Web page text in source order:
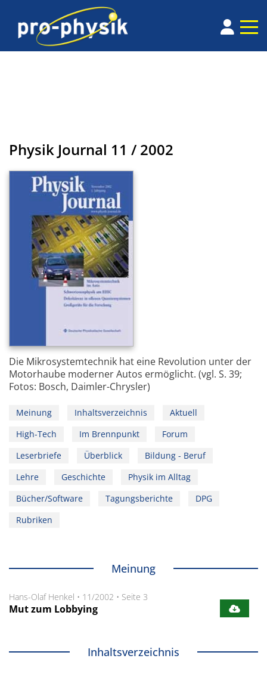
Physik Journal 11 / 2002
Die Mikrosystemtechnik hat eine Revolution unter der
Motorhaube moderner Autos ermöglicht. (vgl. S. 39;
Fotos: Bosch, Daimler-Chrysler)
Meinung Inhaltsverzeichnis
Aktuell
High-Tech
Im Brennpunkt
Forum
Leserbriefe
Überblick
Bildung - Beruf
Lehre
Geschichte
Physik im Alltag
Bücher/Software
Tagungsberichte
DPG
Rubriken
Meinung
Hans-Olaf Henkel • 11/2002 • Seite 3
Mut zum Lobbying
Inhaltsverzeichnis